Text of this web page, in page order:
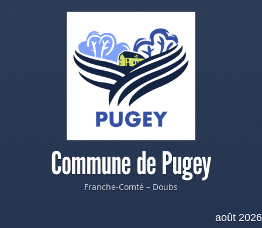
Commune de Pugey
Franche-Comté – Doubs
août 2026